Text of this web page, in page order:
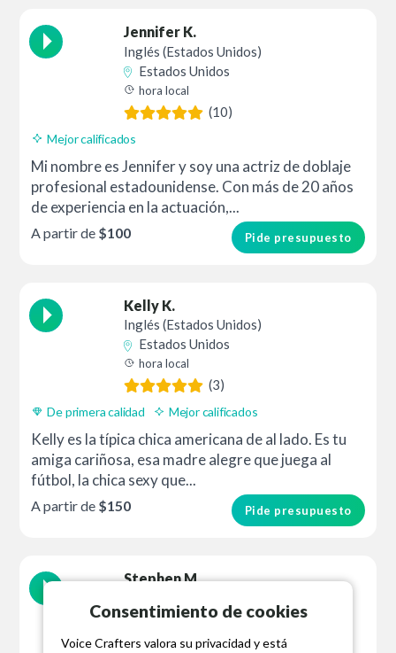
Consentimiento de cookies
Voice Crafters valora su privacidad y está
Jennifer K.
Inglés (Estados Unidos)
Estados Unidos
hora local
(10)
Mejor calificados
Mi nombre es Jennifer y soy una actriz de doblaje
profesional estadounidense. Con más de 20 años
de experiencia en la actuación,...
Pide presupuesto
A partir de $100
Kelly K.
Inglés (Estados Unidos)
Estados Unidos
hora local
(3)
De primera calidad Mejor calificados
Kelly es la típica chica americana de al lado. Es tu
amiga cariñosa, esa madre alegre que juega al
fútbol, la chica sexy que...
Pide presupuesto
A partir de $150
Stephen M.
Estados Unidos
hora local